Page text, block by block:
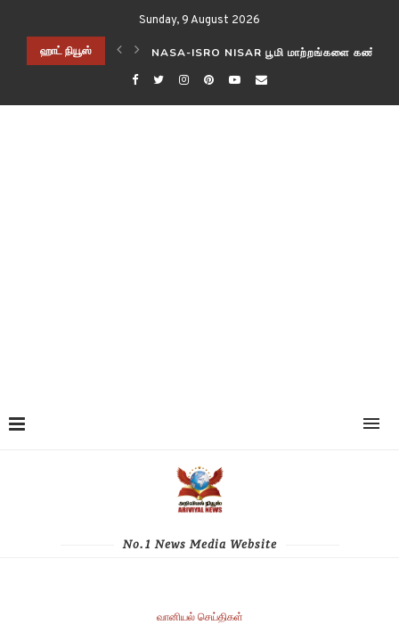
Sunday, 9 August 2026
ஹாட் நியூஸ்
விஞ்ஞானிகள்! NASA-ISRO NISAR பூமி மாற்றங்களை
No.1 News Media Website
வானியல் செய்திகள்